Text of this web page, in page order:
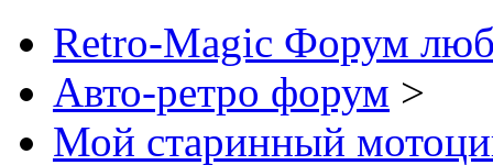
Retro-Magic Форум
Авто-ретро форум >
Мой старинный